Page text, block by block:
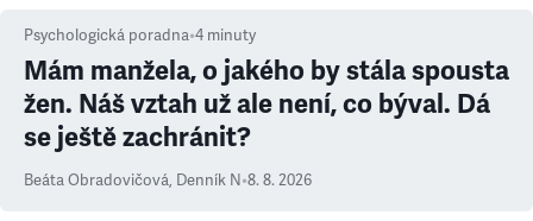
Psychologická poradna•4 minuty
Mám manžela, o jakého by stála spousta
žen. Náš vztah už ale není, co býval. Dá
se ještě zachránit?
Beáta Obradovičová, Denník N•8. 8. 2026